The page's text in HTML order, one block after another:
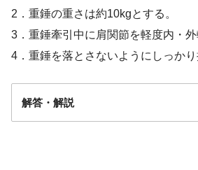
2．重錘の重さは約10kgとする。
3．重錘牽引中に肩関節を軽度内・外
4．重錘を落とさないようにしっかり
解答・解説